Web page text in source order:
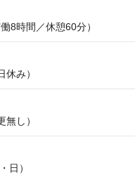
8時間／休憩60分）
み）
し）
日）